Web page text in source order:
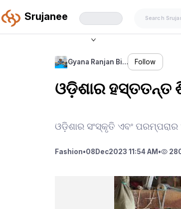
Srujanee
Gyana Ranjan Bi… Follow
ଓଡ଼ିଶାର ହସ୍ତତନ୍ତ
ଓଡ଼ିଶାର ସଂସ୍କୃତି ଏବଂ
Fashion•08 Dec2023 11:54 AM •